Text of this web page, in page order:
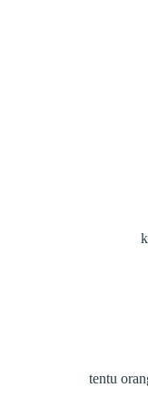
tentu